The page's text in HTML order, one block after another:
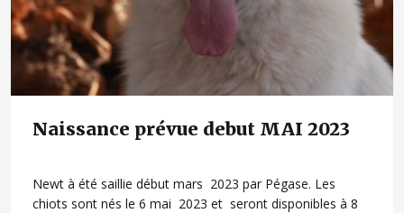
Naissance prévue debut MAI 2023
Newt à été saillie début mars 2023 par Pégase. Les
chiots sont nés le 6 mai 2023 et seront disponibles à 8